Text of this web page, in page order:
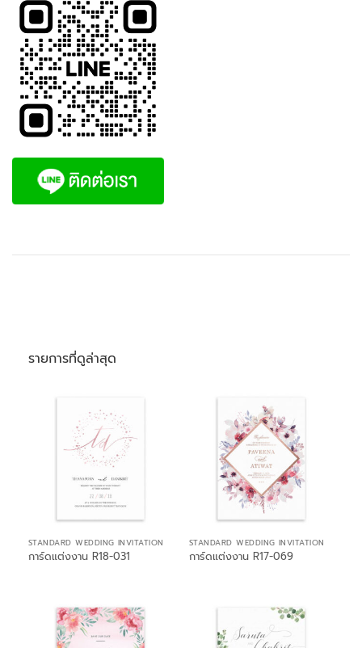
รายการที่ดูล่าสุด
STANDARD WEDDING INVITATION
การ์ดแต่งงาน R18-031
STANDARD WEDDING INVITATION
การ์ดแต่งงาน R17-069